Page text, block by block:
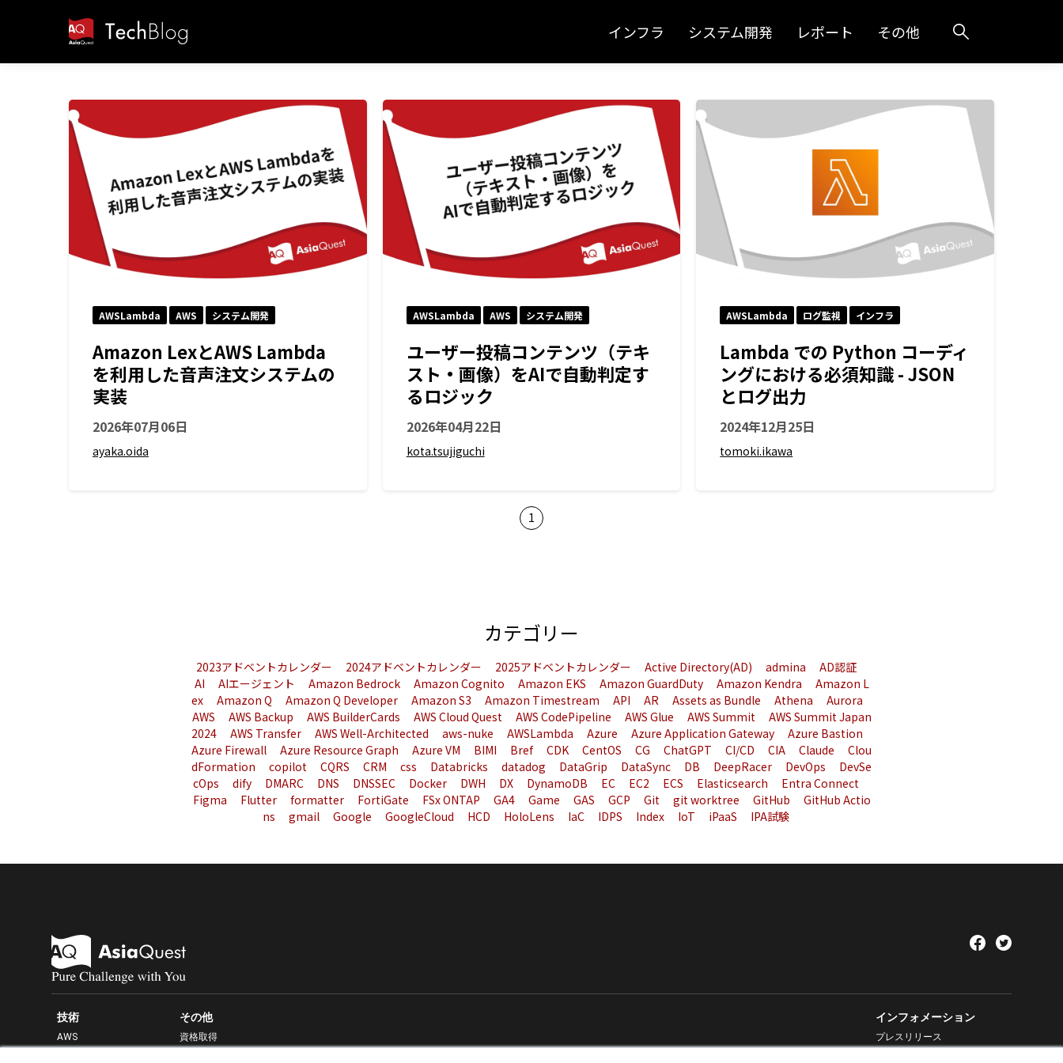
インフラ システム開発 レポート その他
AWSLambda AWS システム開発
Amazon LexとAWS Lambda
を利用した音声注文システムの
実装
2026年07月06日
ayaka.oida
AWSLambda AWS システム開発
ユーザー投稿コンテンツ（テキ
スト・画像）をAIで自動判定す
るロジック
2026年04月22日
kota.tsujiguchi
AWSLambda ログ監視 インフラ
Lambda での Python コーディ
ングにおける必須知識 - JSON
とログ出力
2024年12月25日
tomoki.ikawa
1
カテゴリー
2023アドベントカレンダー 2024アドベントカレンダー 2025アドベントカレンダー Active Directory(AD) admina
AD認証
AI
AIエージェント Amazon Bedrock Amazon Cognito Amazon EKS Amazon GuardDuty Amazon Kendra
Amazon L
ex
Amazon Q Amazon Q Developer Amazon S3 Amazon Timestream API AR Assets as Bundle Athena
Aurora
AWS
AWS Backup AWS BuilderCards AWS Cloud Quest AWS CodePipeline AWS Glue AWS Summit
AWS Summit Japan
2024
AWS Transfer AWS Well-Architected aws-nuke AWSLambda Azure Azure Application Gateway
Azure Bastion
Azure Firewall
Azure Resource Graph Azure VM BIMI Bref CDK CentOS CG ChatGPT CI/CD CIA Claude
Clou
dFormation
copilot CQRS CRM css Databricks datadog DataGrip DataSync DB DeepRacer DevOps
DevSe
cOps
dify DMARC DNS DNSSEC Docker DWH DX DynamoDB EC EC2 ECS Elasticsearch
Entra Connect
Figma
Flutter formatter FortiGate FSx ONTAP GA4 Game GAS GCP Git git worktree GitHub
GitHub Actio
ns
gmail Google GoogleCloud HCD HoloLens IaC IDPS Index IoT iPaaS IPA試験
技術
AWS
その他
資格取得
インフォメーション
プレスリリース